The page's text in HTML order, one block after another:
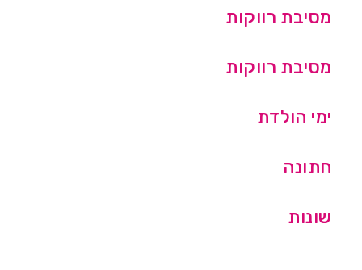
מסיבת רווקות
מסיבת רווקות
ימי הולדת
חתונה
שונות